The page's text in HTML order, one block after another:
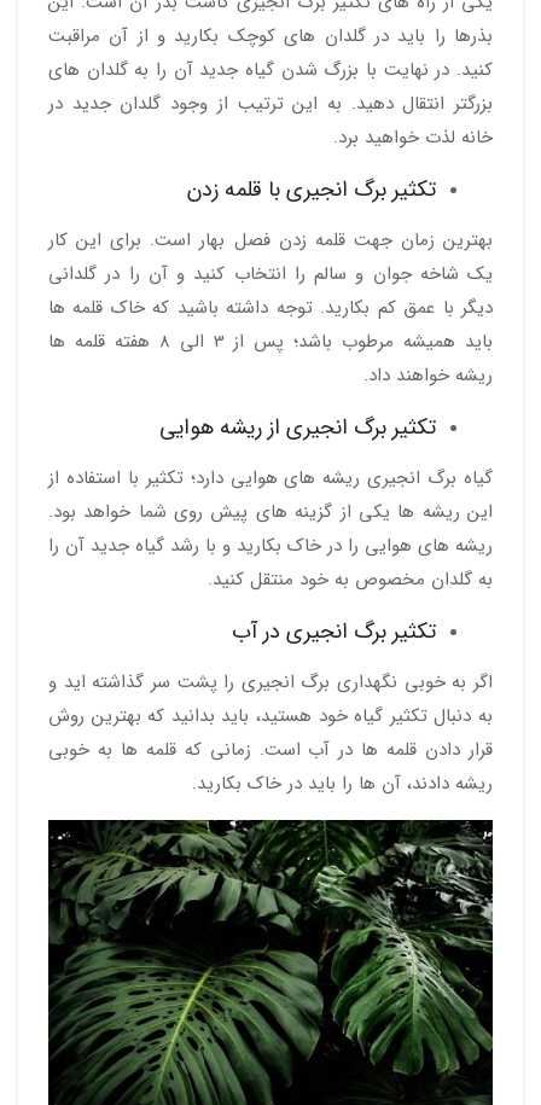
بذرها را باید در گلدان های کوچک بکارید و از آن مراقبت
کنید. در نهایت با بزرگ شدن گیاه جدید آن را به گلدان های
بزرگتر انتقال دهید. به این ترتیب از وجود گلدان جدید در
خانه لذت خواهید برد.
تکثیر برگ انجیری با قلمه زدن
بهترین زمان جهت قلمه زدن فصل بهار است. برای این کار
یک شاخه جوان و سالم را انتخاب کنید و آن را در گلدانی
دیگر با عمق کم بکارید. توجه داشته باشید که خاک قلمه ها
باید همیشه مرطوب باشد؛ پس از 3 الی 8 هفته قلمه ها
ریشه خواهند داد.
تکثیر برگ انجیری از ریشه هوایی
گیاه برگ انجیری ریشه های هوایی دارد؛ تکثیر با استفاده از
این ریشه ها یکی از گزینه های پیش روی شما خواهد بود.
ریشه های هوایی را در خاک بکارید و با رشد گیاه جدید آن را
به گلدان مخصوص به خود منتقل کنید.
تکثیر برگ انجیری در آب
اگر به خوبی نگهداری برگ انجیری را پشت سر گذاشته اید و
به دنبال تکثیر گیاه خود هستید، باید بدانید که بهترین روش
قرار دادن قلمه ها در آب است. زمانی که قلمه ها به خوبی
ریشه دادند، آن ها را باید در خاک بکارید.